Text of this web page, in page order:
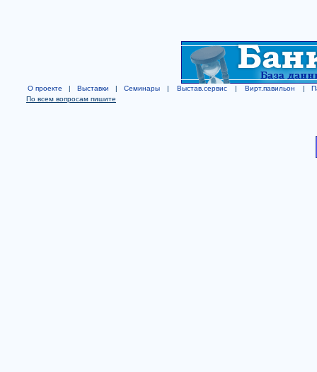
О проекте | Выставки | Семинары | Выстав.сервис | Вирт.павильон |
По всем вопросам пишите